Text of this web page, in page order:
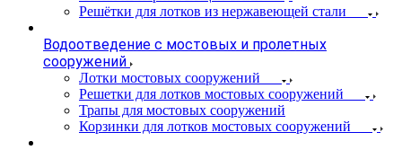
Решётки для лотков из нержавеющей стали
Водоотведение с мостовых и пролетных
сооружений
Лотки мостовых сооружений
Решетки для лотков мостовых сооружений
Трапы для мостовых сооружений
Корзинки для лотков мостовых сооружений